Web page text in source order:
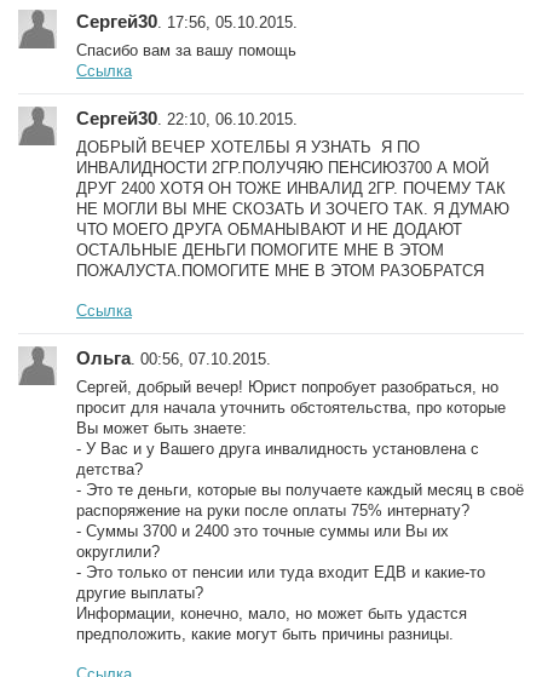
Сергей30 . 17:56, 05.10.2015.
Спасибо вам за вашу помощь
Ссылка
Сергей30 . 22:10, 06.10.2015.
ДОБРЫЙ ВЕЧЕР ХОТЕЛБЫ Я УЗНАТЬ Я ПО
ИНВАЛИДНОСТИ 2ГР.ПОЛУЧЯЮ ПЕНСИЮ3700 А МОЙ
ДРУГ 2400 ХОТЯ ОН ТОЖЕ ИНВАЛИД 2ГР. ПОЧЕМУ ТАК
НЕ МОГЛИ ВЫ МНЕ СКОЗАТЬ И ЗОЧЕГО ТАК. Я ДУМАЮ
ЧТО МОЕГО ДРУГА ОБМАНЫВАЮТ И НЕ ДОДАЮТ
ОСТАЛЬНЫЕ ДЕНЬГИ ПОМОГИТЕ МНЕ В ЭТОМ
ПОЖАЛУСТА.ПОМОГИТЕ МНЕ В ЭТОМ РАЗОБРАТСЯ
Ссылка
Ольга. 00:56, 07.10.2015.
Сергей, добрый вечер! Юрист попробует разобраться, но
просит для начала уточнить обстоятельства, про которые
Вы может быть знаете:
- У Вас и у Вашего друга инвалидность установлена с
детства?
- Это те деньги, которые вы получаете каждый месяц в своё
распоряжение на руки после оплаты 75% интернату?
- Суммы 3700 и 2400 это точные суммы или Вы их
округлили?
- Это только от пенсии или туда входит ЕДВ и какие-то
другие выплаты?
Информации, конечно, мало, но может быть удастся
предположить, какие могут быть причины разницы.
Ссылка